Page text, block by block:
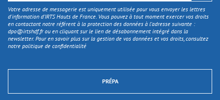
Votre adresse de messagerie est uniquement utilisée pour vous envoyer les lettres
d'information d’IRTS Hauts de France. Vous pouvez à tout moment exercer vos droits
en contactant notre référent à la protection des données à l’adresse suivante :
dpo@irtshdf.frou en cliquant sur le lien de désabonnement intégré dans la
newsletter. Pour en savoir plus sur la gestion de vos données et vos droits, consultez
notre politique de confidentialité
PRÉPA